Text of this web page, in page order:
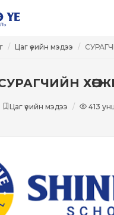
Цаг үеийн мэдээ
Цаг үеийн мэдээ 413